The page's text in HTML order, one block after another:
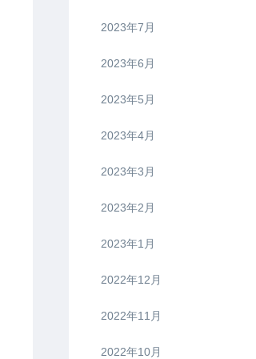
2023年7月
2023年6月
2023年5月
2023年4月
2023年3月
2023年2月
2023年1月
2022年12月
2022年11月
2022年10月